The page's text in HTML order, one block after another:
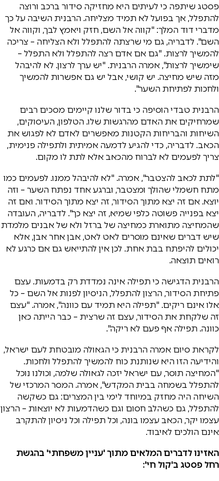
פסטג שיתפה כי לעיתים היא מחזיקה סידור ברכב ורוצה
להתפלל, אך בפועל לא תמיד מצליחה. הרבנית השיבה על כך
מדברי דוד המלך: "קווה אל השם, חזק ויאמץ לבך, וקווה אל
השם". לדבריה, גם מי שרצתה להתפלל ולא הצליחה – צריכה
להמשיך לרצות. "גם אם אדם רצה להתפלל ולא התפלל –
שימשיך לרצות", אמרה הרבנית. "יש ערך לרצון. לא להיבהל
מזה שיש מחיצה. יש קושי, אבל יש גם אפשרות להמשיך
ולחכות לפתיחת השער".
הרבנית טבדי הוסיפה כי בדור שלנו קיימים מסכים רבים
שמרחיקים את האדם מהרגשות שלו. הטלפון, העיסוקים,
השיחות והבריחות הקטנות מאפשרים לאדם לא לפגוש את
הכאב. לדבריה, כדי להגיע לדמעה אמיתית ולתפילה פנימית,
צריך לפעמים לא לברוח מהכאב אלא לתת לו מקום.
"לתת לכאב להצטבר", אמרה. "לא להיבהל ממנו. לפעמים כמו
מתח חשמלי שהולך ומצטבר, וברגע אחד נפתח השער – וזה
יוצא. אם זה יצא מתוך הסידור, זה יצא מתוך הסידור. ואם זה
יצא בפנייה פשוטה כלפי שמיא, זה יצא כך". לדבריה, העובדה
שהמחיצה מתוארת כמחיצה של ברזל ולא של אבנים מלמדת
שיש דברים שאינם מוסרים לאט לאט, אבן אחר אבן, אלא
יכולים להיפתח בבת אחת. לכן אין להתייאש גם אם כרגע לא
רואים תוצאה.
הרבנית הדגישה כי תפילה אינה נמדדת רק בדמעות. עצם
פתיחת הסידור, הרצון להתפלל, הניסיון לפנות אל השם – כל
אלו אינם ריקים. "תפילה היא תמיד עם כוונה", אמרה. "עצם
זה שלקחת את הסידור, עצם זה שרצית – כבר הייתה כאן
כוונה. תפילה אף פעם לא ריקה".
לקראת סיום אמרה הרבנית כי הגאולה מובטחת לעם ישראל,
והידיעה הזו היא שנותנת כוח להמשיך להתפלל ולחכות.
"המחיצה תוסר, עם ישראל יזכה לגאולה שלמה, וכולנו נוכל
להתפלל בשמחה בבית המקדש", אמרה. המסר המרכזי של
השיחה היה מחזק במיוחד לימי בין המצרים: גם כשקשה
להתפלל, גם כשהלב חסום וגם כשהדמעות לא יוצאות – הרצון
עצמו יקר, הכאב עצמו בונה, וכל תפילה וכל ניסיון להתקרב
אינם הולכים לאיבוד.
האזינו לדברים המלאים מתוך 'עניין משפחתי' בהגשת
רחל פסטג ב'קול חי':